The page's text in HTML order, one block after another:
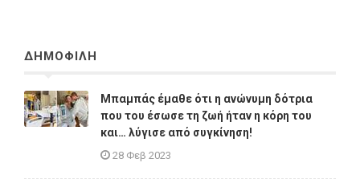
ΔΗΜΟΦΙΛΗ
Μπαμπάς έμαθε ότι η ανώνυμη δότρια
που του έσωσε τη ζωή ήταν η κόρη του
και… λύγισε από συγκίνηση!
28 Φεβ 2023